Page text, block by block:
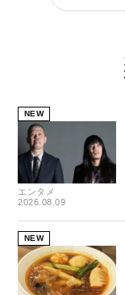
NEW
エンタメ
2026.08.09
NEW